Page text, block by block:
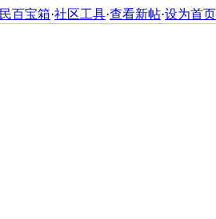
百宝箱·社区工具·查看新帖·设为首页